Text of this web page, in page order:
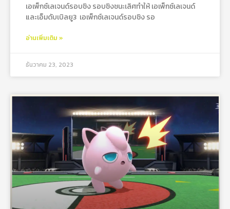
เอเพ็กซ์เลเจนด์รอบชิง รอบชิงชนะเลิศทำให้ เอเพ็กซ์เลเจนด์
และเอ็มดับเบิลยู3 เอเพ็กซ์เลเจนด์รอบชิง รอ
อ่านเพิ่มเติม »
ธันวาคม 23, 2023